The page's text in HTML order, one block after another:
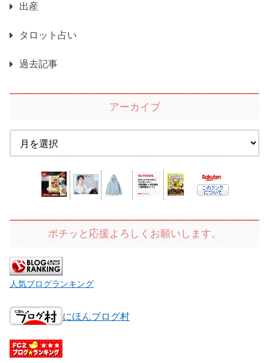
出産
タロット占い
過去記事
アーカイブ
ポチッと応援よろしくお願いします。
人気ブログランキング
にほんブログ村